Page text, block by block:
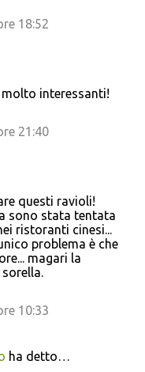
18:52
interessanti!
21:40
questi ravioli!
sono stata tentata
ristoranti cinesi...
problema è che
magari la
10:33
ha detto…